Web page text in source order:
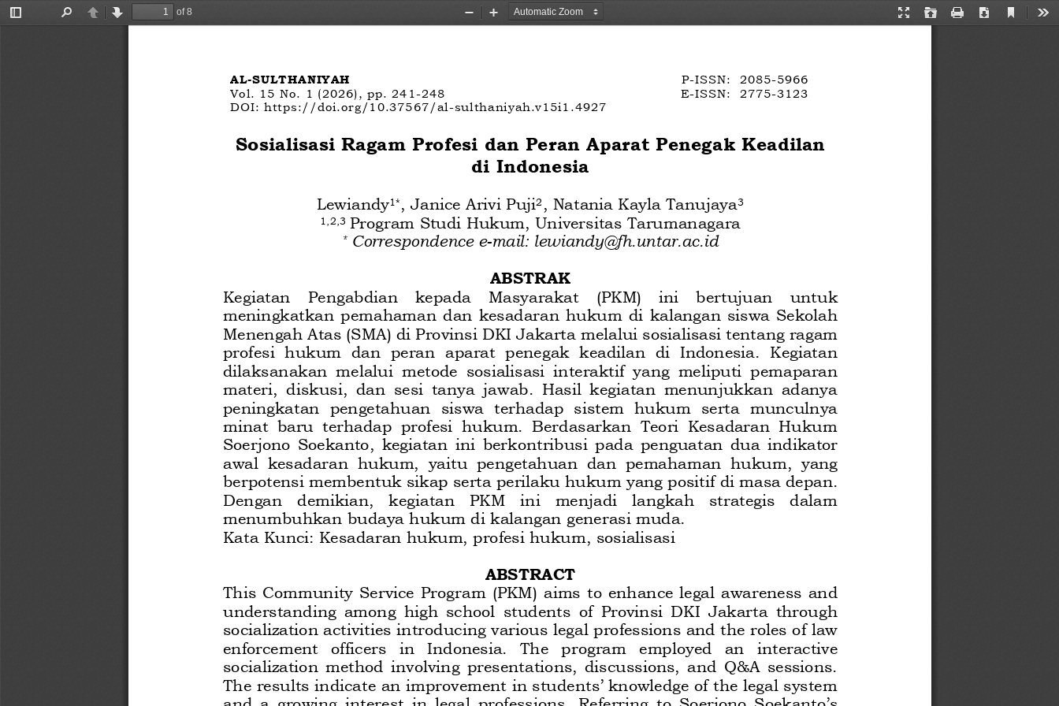
Toggle
PreviousNext
of 8
Presentation
Open Print Download
Current
Zoom
Zoom
AL-SULTHANIYAH
Vol.
15 No. 1 (2026) pp. 241 - 248
DOI: https://doi.org/10.37567/al- sulthaniyah.v15i1. 4927
P-ISSN: 2085-5966
E-ISSN: 2775-3123
Sosialisasi Ragam Profesi dan Peran Aparat Penegak Keadilan
di Indonesia
Lewiandy1 * , Janice Arivi Puji2 , Natania Kayla Tanujaya 3
1 ,2,3 Program Studi Hukum, Universitas Tarumanagara
* Correspondence e-mail: lewiandy@fh.untar.ac.id
ABSTRAK
Kegiatan  Pengabdian  kepada  Masyarakat  (PKM)  ini  bertujuan  untuk
meningkatkan pemahaman dan kesadaran hukum di kalangan siswa Sekolah
Menengah Atas (SMA) di Provinsi DKI Jakarta melalui sosialisasi tentang ragam
profesi  hukum  dan  peran  aparat  penegak  keadilan  di  Indonesia.  Kegiatan
dilaksanakan  melalui  metode  sosialisasi  interaktif  yang  meliputi  pemaparan
materi, diskusi, dan sesi tanya jawab. Hasil kegiatan menunjukkan adanya
peningkatan  pengetahuan  siswa  terhadap  sistem  hukum  serta  munculnya
minat  baru  terhadap  profesi  hukum.  Berdasarkan  Teori  Kesadaran  Hukum
Soerjono Soekanto, kegiatan ini berkontribusi pada penguatan dua indikator
awal  kesadaran  hukum,
yaitu  pengetahuan  dan  pemahaman  hukum,  yang
berpotensi membentuk sikap serta perilaku hukum yang positif di masa depan.
Dengan  demikian,  kegiatan  PKM  ini  menjadi  langkah  strategis  dalam
menumbuhkan budaya hukum di kalangan generasi muda.
Kata Kunci: Kesadaran hukum, profesi hukum, sosialisasi
ABSTRACT
This Community Service Program (PKM) aims to enhance legal awareness and
understanding among high school students of Provinsi DKI Jakarta through
socialization activities introducing various legal professions and the roles of law
enforcement  officers  in  Indonesia.  The  program  employed  an  interactive
socialization method involving presentations, discussions, and Q&A sessions.
The results indicate an improvement in students’ knowledge of the legal system
and a growing interest in legal professions. Referring to Soerjono Soekanto’s